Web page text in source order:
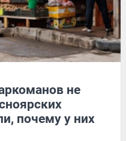
не
почему у них